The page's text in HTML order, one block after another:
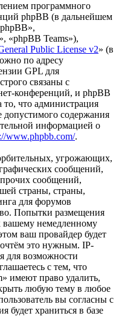
программного
phpBB (в дальнейшем
«phpBB Teams»),
Public License v2» (в
по адресу
GPL для
связаны с
конференций, и phpBB
то, что администрация
допустимого содержания
информацией о
www.phpbb.com/.
угрожающих,
сообщений,
сообщений,
страны, страны,
для форумов
Попытки размещения
вашему немедленному
ваш провайдер будет
это нужным. IP-
для возможности
с тем, что
имеют право удалить,
любую тему в любое
вы согласны с
будет храниться в базе